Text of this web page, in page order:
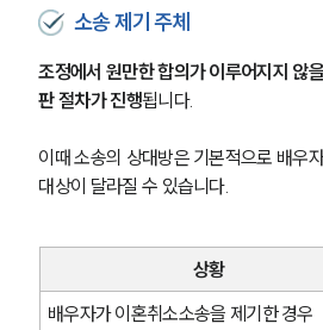
소송 제기 주체
조정에서 원만한 합의가 이루어지지 않
판 절차가 진행됩니다.
이때 소송의 상대방은 기본적으로 배우
대상이 달라질 수 있습니다.
상황
배우자가 이혼취소소송을 제기한 경우